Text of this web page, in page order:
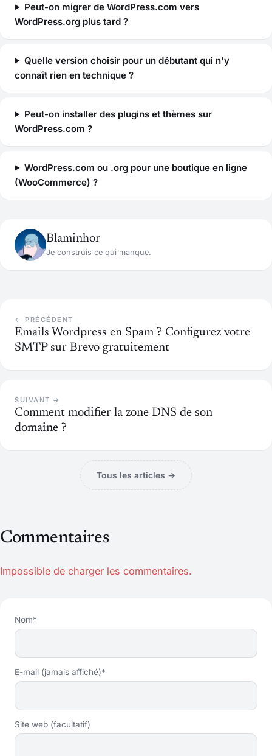
Peut-on migrer de WordPress.com vers
WordPress.org plus tard ?
Quelle version choisir pour un débutant qui n'y
connaît rien en technique ?
Peut-on installer des plugins et thèmes sur
WordPress.com ?
WordPress.com ou .org pour une boutique en ligne
(WooCommerce) ?
Blaminhor
Je construis ce qui manque.
← PRÉCÉDENT
Emails Wordpress en Spam ? Configurez votre
SMTP sur Brevo gratuitement
SUIVANT →
Comment modifier la zone DNS de son
domaine ?
Tous les articles →
Commentaires
Impossible de charger les commentaires.
Nom*
E-mail (jamais affiché)*
Site web (facultatif)